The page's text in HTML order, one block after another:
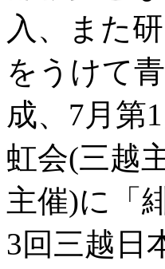
入、また
をうけて青
成、7月第
虹会(三越
主催)に「
3回三越日